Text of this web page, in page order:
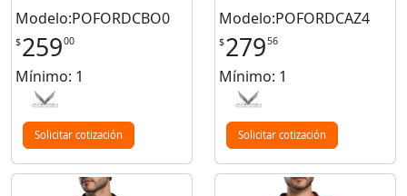
Modelo:POFORDCBO0
$25900
Mínimo: 1
Solicitar cotización
Modelo:POFORDCAZ4
$27956
Mínimo: 1
Solicitar cotización